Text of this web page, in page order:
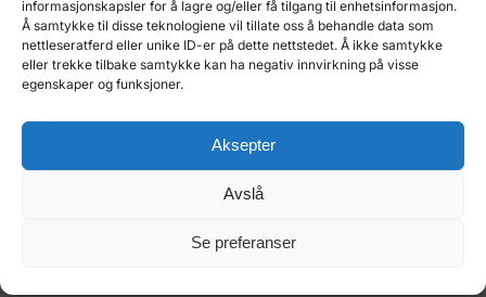
informasjonskapsler for å lagre og/eller få tilgang til enhetsinformasjon.
Å samtykke til disse teknologiene vil tillate oss å behandle data som
nettleseratferd eller unike ID-er på dette nettstedet. Å ikke samtykke
eller trekke tilbake samtykke kan ha negativ innvirkning på visse
egenskaper og funksjoner.
Aksepter
Avslå
Se preferanser
Out of stock
€16.41
Kjøp og tjen 2